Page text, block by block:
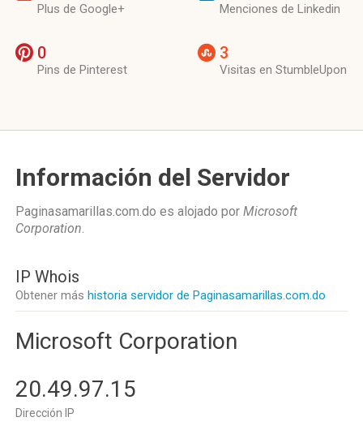
Plus de Google+ Menciones de Linkedin
0
Pins de Pinterest
3
Visitas en StumbleUpon
Información del Servidor
Paginasamarillas.com.do es alojado por Microsoft
Corporation.
IP Whois
Obtener más historia servidor de Paginasamarillas.com.do
Microsoft Corporation
20.49.97.15
Dirección IP